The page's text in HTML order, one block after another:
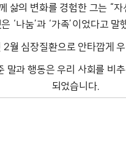
삶의 변화를 경험한 그는 “
‘나눔’과 ‘가족’이었다고 말
월 심장질환으로 안타깝게
말과 행동은 우리 사회를 비
되었습니다.